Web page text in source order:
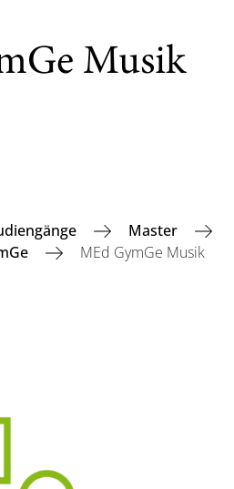
Musik
Master
MEd GymGe Musik